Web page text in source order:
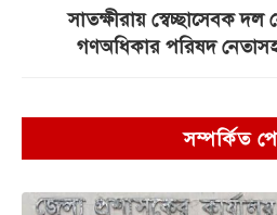
সাতক্ষীরায় স্বেচ্ছাসেবক
গণঅধিকার পরিষদ
সম্পর্কিত